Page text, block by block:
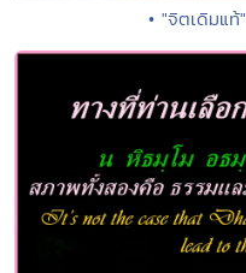
• "จิตเดิมแ